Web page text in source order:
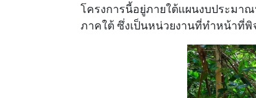
โครงการนี้อยู่ภายใต้แผนงบประมา
ภาคใต้ ซึ่งเป็นหน่วยงานที่ทำหน้าที่